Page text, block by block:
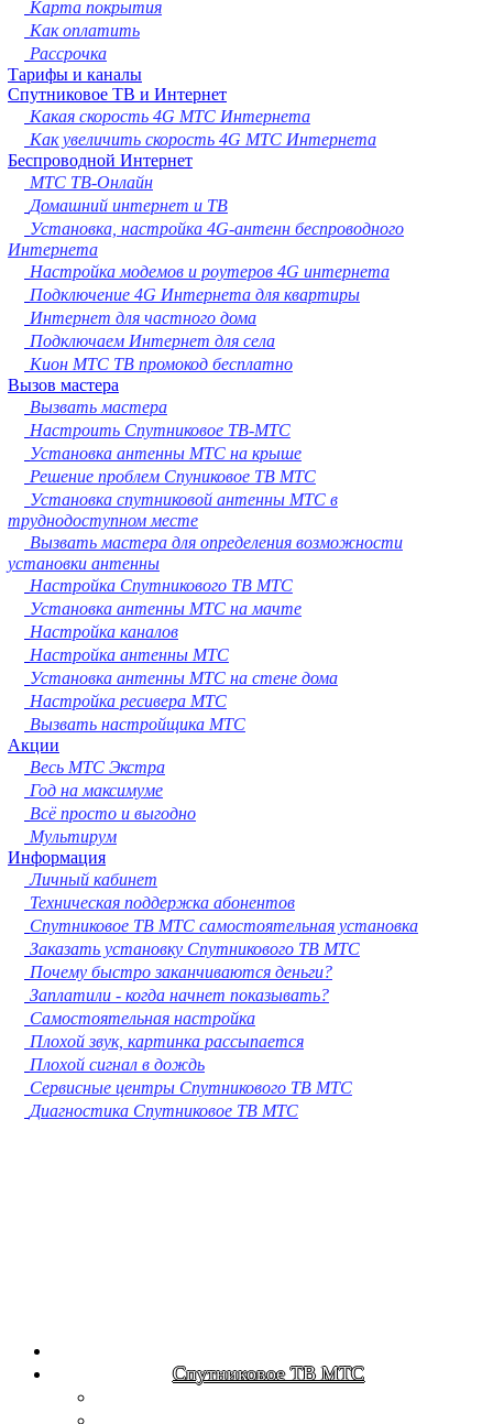
Астрахань
Набережные Челны
Пенза
Липецк
Киров
Чебоксары
Тула
Калининград
Балашиха
Курск
Севастополь
Улан-Удэ
Ставрополь
Сочи
Тверь
Магнитогорск
Иваново
Брянск
Белгород
Сургут
Владимир
Нижний Тагил
Архангельск
Чита
Симферополь
Калуга
Смоленск
Волжский
Саранск
Курган
Череповец
Орёл
Якутск
Владикавказ
Подольск
Грозный
Мурманск
Тамбов
Стерлитамак
Петрозаводск
Кострома
Нижневартовск
Новороссийск
Йошкар-Ола
Химки
Таганрог
Комсомольск-на-Амуре
Сыктывкар
Великий Новгород
Старый Оскол
Карта покрытия
Как оплатить
Рассрочка
Тарифы и каналы
Спутниковое ТВ и Интернет
Какая скорость 4G МТС Интернета
Как увеличить скорость 4G МТС Интернета
Беспроводной Интернет
МТС ТВ-Онлайн
Домашний интернет и ТВ
Установка, настройка 4G-антенн беспроводного
Интернета
Настройка модемов и роутеров 4G интернета
Подключение 4G Интернета для квартиры
Интернет для частного дома
Подключаем Интернет для села
Кион МТС ТВ промокод бесплатно
Вызов мастера
Вызвать мастера
Настроить Спутниковое ТВ-МТС
Установка антенны МТС на крыше
Решение проблем Спуниковое ТВ МТС
Установка спутниковой антенны МТС в
труднодоступном месте
Вызвать мастера для определения возможности
установки антенны
Настройка Спутникового ТВ МТС
Установка антенны МТС на мачте
Настройка каналов
Настройка антенны МТС
Установка антенны МТС на стене дома
Настройка ресивера МТС
Вызвать настройщика МТС
Акции
Весь МТС Экстра
Год на максимуме
Всё просто и выгодно
Мультирум
Информация
Личный кабинет
Техническая поддержка абонентов
Спутниковое ТВ МТС самостоятельная установка
Заказать установку Спутникового ТВ МТС
Почему быстро заканчиваются деньги?
Заплатили - когда начнет показывать?
Самостоятельная настройка
Плохой звук, картинка рассыпается
Плохой сигнал в дождь
Сервисные центры Спутникового ТВ МТС
Диагностика Спутниковое ТВ МТС
Спутниковое ТВ МТС